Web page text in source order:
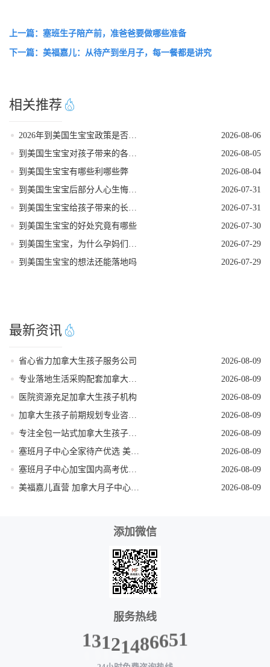
上一篇：塞班生子陪产前，准爸爸要做哪些准备
下一篇：美福嘉儿：从待产到坐月子，每一餐都是讲究
相关推荐
2026-08-06
2026-08-05
到美国生宝宝有哪些利哪些弊
2026-08-04
2026-07-31
2026-07-31
到美国生宝宝的好处究竟有哪些
2026-07-30
2026-07-29
到美国生宝宝的想法还能落地吗
2026-07-29
最新资讯
省心省力加拿大生孩子服务公司
2026-08-09
2026-08-09
医院资源充足加拿大生孩子机构
2026-08-09
2026-08-09
2026-08-09
2026-08-09
2026-08-09
2026-08-09
添加微信
服务热线
13121 486651